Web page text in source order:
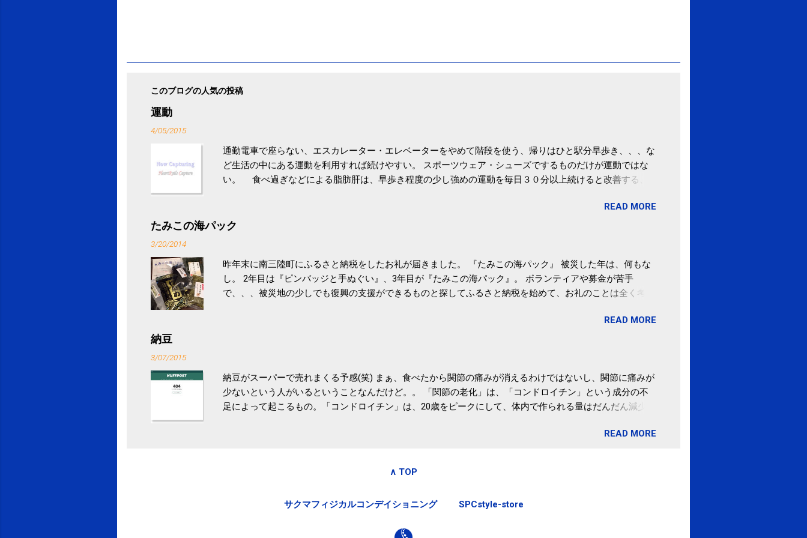
このブログの人気の投稿
運動
4/05/2015
通勤電車で座らない、エスカレーター・エレベーターをやめて階段を使う、帰りはひと駅分早歩き、、、な
ど生活の中にある運動を利用すれば続けやすい。 スポーツウェア・シューズでするものだけが運動ではな
い。 食べ過ぎなどによる脂肪肝は、早歩き程度の少し強めの運動を毎日３０分以上続けると改善する、
ル性脂肪性肝疾患。体重は減らなくても効果があるという。 正田教授は「汗ばむ程度の運動を毎日３０分
続けることが有用」としている。 脂肪肝、毎日３０分の早歩きで改善 筑波大「減量しなくても効果」 -
READ MORE
たみこの海パック
3/20/2014
昨年末に南三陸町にふるさと納税をしたお礼が届きました。 『たみこの海パック』 被災した年は、何もな
し。 2年目は『ピンバッジと手ぬぐい』、3年目が『たみこの海パック』。 ボランティアや募金が苦手
で、、、被災地の少しでも復興の支援ができるものと探してふるさと納税を始めて、お礼のことは全く考え
税になるということもあって始めたのですが、節税になるほど稼げていないのでこちらの目的は......。 総務
READ MORE
納豆
3/07/2015
納豆がスーパーで売れまくる予感(笑) まぁ、食べたから関節の痛みが消えるわけではないし、関節に痛みが
少ないという人がいるということなんだけど。。 「関節の老化」は、「コンドロイチン」という成分の不
足によって起こるもの。「コンドロイチン」は、20歳をピークにして、体内で作られる量はだんだん減少し
いためには、食生活で「コンドロイチン」を補うことが大切。そして「コンドロイチン」という成分は、納
豆」！ 1日1パックでコンドロイチン補給 | セルフドクターニュース 賞味期限は気にしたことがなかった。
味しい食べかた」は、 ・賞味期限ギリギリで食べる。 ・白い泡が全体に行き渡る程度かき混ぜる。 ・タレ
READ MORE
∧ TOP
サクマフィジカルコンデイショニング SPCstyle-store